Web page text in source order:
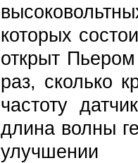
которых
открыт
раз, сколько
частоту
длина волны
улучшении